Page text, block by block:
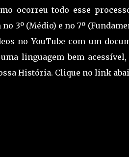
ocorreu todo esse
3º (Médio) e no 7º
no YouTube com um
linguagem bem
História. Clique no link